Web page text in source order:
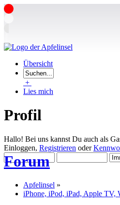
Übersicht
+
Lies mich
Profil
Hallo! Bei uns kannst Du auch als
Einloggen, Registrieren oder
Forum
Apfelinsel »
iPhone, iPod, iPad, Apple TV,